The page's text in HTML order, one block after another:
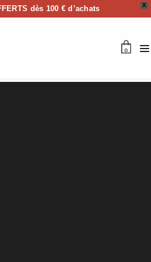
X
dès 100 € d’achats
0